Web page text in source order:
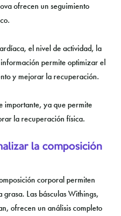
ofrecen un seguimiento
el nivel de actividad, la
permite optimizar el
y mejorar la recuperación.
importante, ya que permite
la recuperación física.
la composición
corporal permiten
Las básculas Withings,
ofrecen un análisis completo